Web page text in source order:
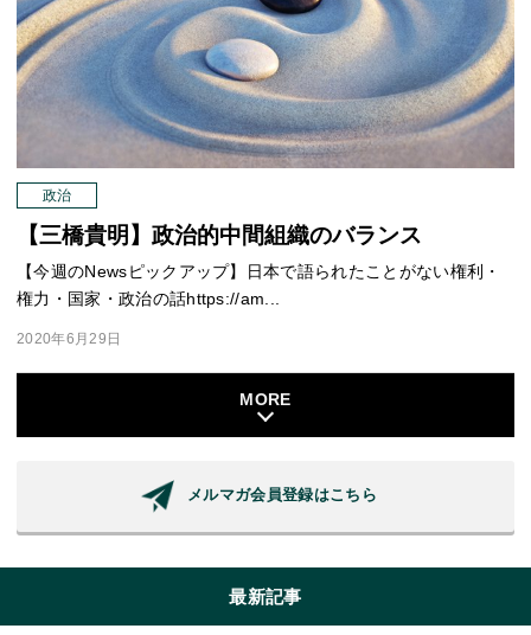
政治
【三橋貴明】政治的中間組織のバランス
【今週のNewsピックアップ】日本で語られたことがない権利・
権力・国家・政治の話https://am...
2020年6月29日
MORE
メルマガ会員登録はこちら
最新記事